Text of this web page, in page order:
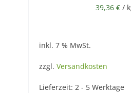
39,36 € /
inkl. 7 % MwSt.
zzgl. Versandkosten
Lieferzeit: 2 - 5 Werktage